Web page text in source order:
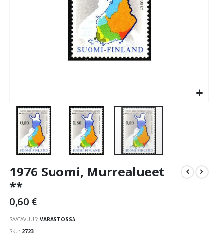
to
the
beginning
of
images
gallery
1976 Suomi, Murrealueet
**
0,60 €
SAATAVUUS: VARASTOSSA
SKU 2723